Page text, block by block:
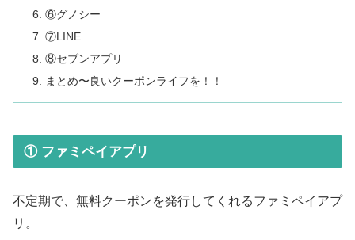
⑥グノシー
⑦LINE
⑧セブンアプリ
まとめ〜良いクーポンライフを！！
① ファミペイアプリ
不定期で、無料クーポンを発行してくれるファミペイアプ
リ。